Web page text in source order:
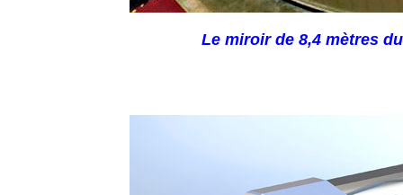
Le miroir de 8,4 mètres